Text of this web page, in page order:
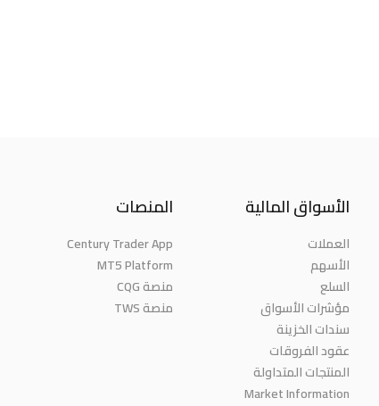
الأسواق المالية
العملات
الأسهم
السلع
مؤشرات الأسواق
سندات الخزينة
عقود الفروقات
المنتجات المتداولة
Market Information
المنصات
Century Trader App
MT5 Platform
منصة CQG
منصة TWS